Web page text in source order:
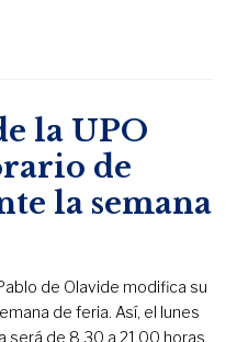
la UPO
de
la semana
de Olavide modifica su
de feria. Así, el lunes
será de 8.30 a 21.00 horas,